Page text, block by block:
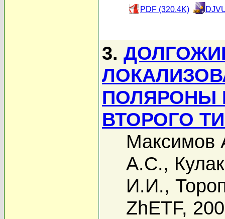
PDF (320.4K)
3.
ПОЛЯРОНЫ
ВТОРОГО
Максимов
А.С.,
И.И.,
ZhETF,